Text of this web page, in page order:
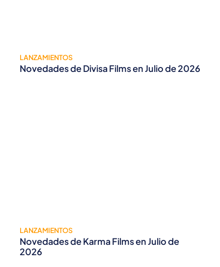
LANZAMIENTOS
Novedades de Divisa Films en Julio de 2026
LANZAMIENTOS
Novedades de Karma Films en Julio de
2026